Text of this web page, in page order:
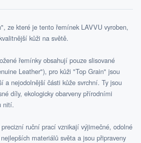
ze které je tento řemínek LAVVU vyroben,
kůži na světě.
řemínky obsahují pouze slisované
Leather"), pro kůži "Top Grain" jsou
a nejodolnější části kůže svrchní. Ty jsou
díly, ekologicky obarveny přírodními
nití.
ruční prací vznikají výjimečné, odolné
materiálů světa a jsou připraveny